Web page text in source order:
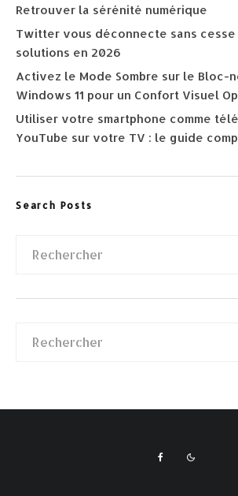
Retrouver la sérénité numérique
Twitter vous déconnecte sans cesse
solutions en 2026
Activez le Mode Sombre sur le Bloc-
Windows 11 pour un Confort Visuel
Utiliser votre smartphone comme
YouTube sur votre TV : le guide
Search Posts